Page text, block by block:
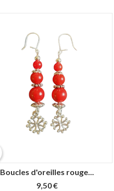
Boucles d'oreilles rouge...
9,50 €